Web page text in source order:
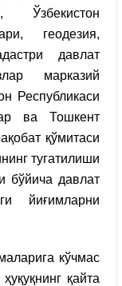
геодезия,
давлат
марказий
Республикаси
ва Тошкент
қўмитаси
тугатилиши
бўйича давлат
йиғимларни
кўчмас
қайта